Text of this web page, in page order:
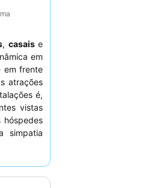
, casaise
em
em frente
atrações
é,
vistas
hóspedes
simpatia
e uma